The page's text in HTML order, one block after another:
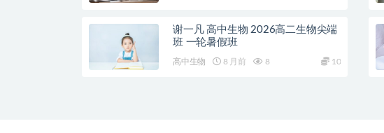
谢一凡 高中生物 2026高二生物尖端
班 一轮暑假班
高中生物 8 月前 8 10